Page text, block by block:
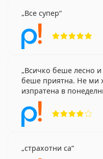
Все супер
Всичко беше лесно
беше приятна. Не ми
изпратена в
страхотни са